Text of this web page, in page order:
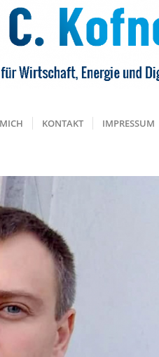
KONTAKT IMPRESSUM